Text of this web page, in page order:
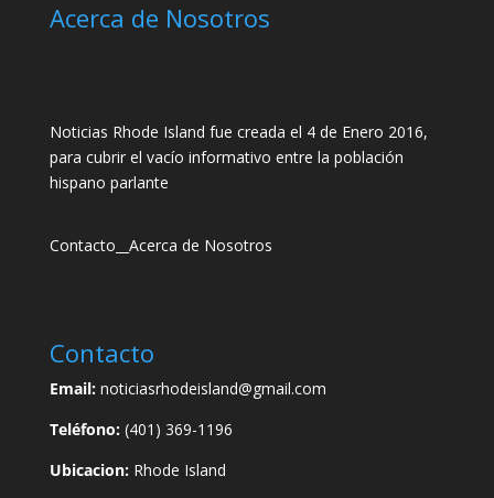
Acerca de Nosotros
Noticias Rhode Island fue creada el 4 de Enero 2016,
para cubrir el vacío informativo entre la población
hispano parlante
Contacto Acerca de Nosotros
Contacto
Email:noticiasrhodeisland@gmail.com
Teléfono:(401) 369-1196
Ubicacion:Rhode Island